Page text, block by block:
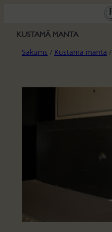
saturuKUSTAMĀ MANTA
Sākums / Kustamā manta /